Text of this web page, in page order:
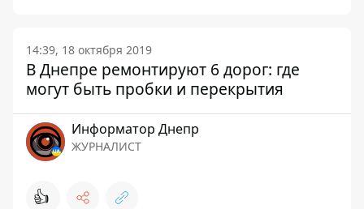
14:39, 18 октября 2019
В Днепре ремонтируют 6 дорог: где
могут быть пробки и перекрытия
Информатор Днепр
ЖУРНАЛИСТ
👍